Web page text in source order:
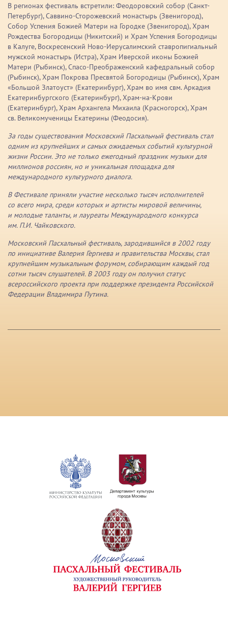
В регионах фестиваль встретили: Феодоровский собор (Санкт-
Петербург), Саввино-Сторожевский монастырь (Звенигород),
Собор Успения Божией Матери на Городке (Звенигород), Храм
Рождества Богородицы (Никитский) и Храм Успения Богородицы
в Калуге, Воскресенский Ново-Иерусалимский ставропигиальный
мужской монастырь (Истра), Храм Иверской иконы Божией
Матери (Рыбинск), Спасо-Преображенский кафедральный собор
(Рыбинск), Храм Покрова Пресвятой Богородицы (Рыбинск), Храм
«Большой Златоуст» (Екатеринбург), Храм во имя свм. Аркадия
Екатеринбургского (Екатеринбург), Храм-на-Крови
(Екатеринбург), Храм Архангела Михаила (Красногорск), Храм
св. Великомученицы Екатерины (Феодосия).
За годы существования Московский Пасхальный фестиваль стал
одним из крупнейших и самых ожидаемых событий культурной
жизни России. Это не только ежегодный праздник музыки для
миллионов россиян, но и уникальная площадка для
международного культурного диалога.
В Фестивале приняли участие несколько тысяч исполнителей
со всего мира, среди которых и артисты мировой величины,
и молодые таланты, и лауреаты Международного конкурса
им. П.И. Чайковского.
Московский Пасхальный фестиваль, зародившийся в 2002 году
по инициативе Валерия Гергиева и правительства Москвы, стал
крупнейшим музыкальным форумом, собирающим каждый год
сотни тысяч слушателей. В 2003 году он получил статус
всероссийского проекта при поддержке президента Российской
Федерации Владимира Путина.